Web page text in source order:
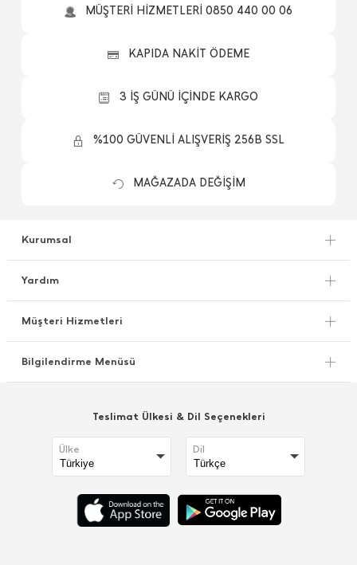
MÜŞTERİ HİZMETLERİ 0850 440 00 06
KAPIDA NAKİT ÖDEME
3 İŞ GÜNÜ İÇİNDE KARGO
%100 GÜVENLİ ALIŞVERİŞ 256B SSL
MAĞAZADA DEĞİŞİM
Kurumsal
Yardım
Müşteri Hizmetleri
Bilgilendirme Menüsü
Teslimat Ülkesi & Dil Seçenekleri
Ülke Dil